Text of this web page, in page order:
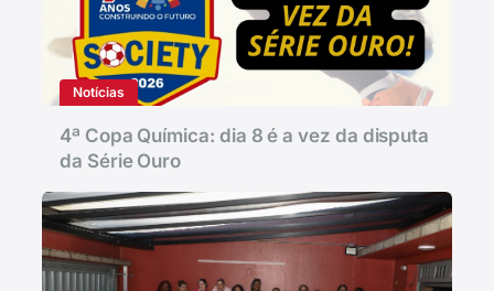
Notícias
4ª Copa Química: dia 8 é a vez da disputa
da Série Ouro